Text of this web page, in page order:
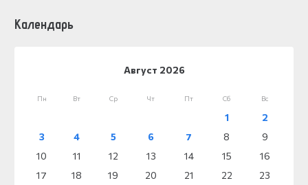
Календарь
Август 2026
Пн Вт Ср Чт Пт Сб Вс
1
2
3
4 5 6 7 8
9
10
11 12 13 14 15
16
17
18 19 20 21 22
23